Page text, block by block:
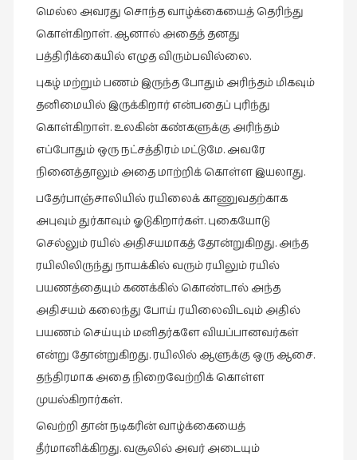
மெல்ல அவரது சொந்த வாழ்க்கையைத் தெரிந்து
கொள்கிறாள். ஆனால் அதைத் தனது
பத்திரிக்கையில் எழுத விரும்பவில்லை.
புகழ் மற்றும் பணம் இருந்த போதும் அரிந்தம் மிகவும்
தனிமையில் இருக்கிறார் என்பதைப் புரிந்து
கொள்கிறாள். உலகின் கண்களுக்கு அரிந்தம்
எப்போதும் ஒரு நட்சத்திரம் மட்டுமே. அவரே
நினைத்தாலும் அதை மாற்றிக் கொள்ள இயலாது.
பதேர்பாஞ்சாலியில் ரயிலைக் காணுவதற்காக
அபுவும் துர்காவும் ஓடுகிறார்கள். புகையோடு
செல்லும் ரயில் அதிசயமாகத் தோன்றுகிறது. அந்த
ரயிலிலிருந்து நாயக்கில் வரும் ரயிலும் ரயில்
பயணத்தையும் கணக்கில் கொண்டால் அந்த
அதிசயம் கலைந்து போய் ரயிலைவிடவும் அதில்
பயணம் செய்யும் மனிதர்களே வியப்பானவர்கள்
என்று தோன்றுகிறது. ரயிலில் ஆளுக்கு ஒரு ஆசை.
தந்திரமாக அதை நிறைவேற்றிக் கொள்ள
முயல்கிறார்கள்.
வெற்றி தான் நடிகரின் வாழ்க்கையைத்
தீர்மானிக்கிறது. வசூலில் அவர் அடையும்